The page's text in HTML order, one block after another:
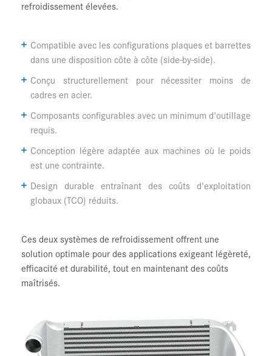
refroidissement élevées.
Compatible avec les configurations plaques et barrettes
dans une disposition côte à côte (side-by-side).
Conçu structurellement pour nécessiter moins de
cadres en acier.
Composants configurables avec un minimum d'outillage
requis.
Conception légère adaptée aux machines où le poids
est une contrainte.
Design durable entraînant des coûts d'exploitation
globaux (TCO) réduits.
Ces deux systèmes de refroidissement offrent une
solution optimale pour des applications exigeant légèreté,
efficacité et durabilité, tout en maintenant des coûts
maîtrisés.